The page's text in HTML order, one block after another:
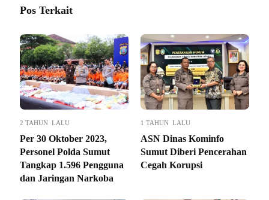
Pos Terkait
2 TAHUN LALU
Per 30 Oktober 2023,
Personel Polda Sumut
Tangkap 1.596 Pengguna
dan Jaringan Narkoba
1 TAHUN LALU
ASN Dinas Kominfo
Sumut Diberi Pencerahan
Cegah Korupsi